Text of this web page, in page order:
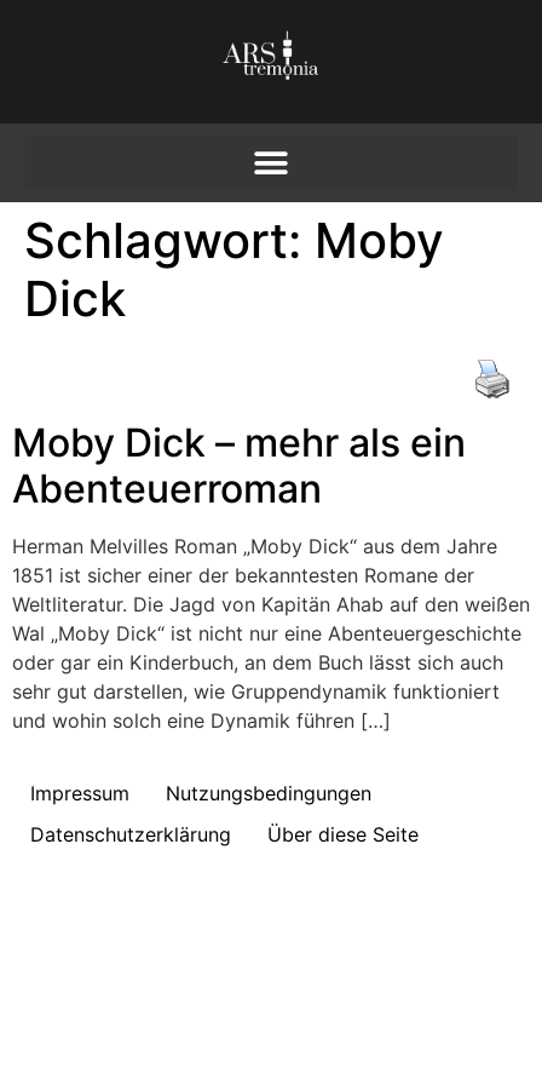
Schlagwort: Moby
Dick
Moby Dick – mehr als ein
Abenteuerroman
Herman Melvilles Roman „Moby Dick“ aus dem Jahre
1851 ist sicher einer der bekanntesten Romane der
Weltliteratur. Die Jagd von Kapitän Ahab auf den weißen
Wal „Moby Dick“ ist nicht nur eine Abenteuergeschichte
oder gar ein Kinderbuch, an dem Buch lässt sich auch
sehr gut darstellen, wie Gruppendynamik funktioniert
und wohin solch eine Dynamik führen […]
Impressum
Nutzungsbedingungen
Datenschutzerklärung
Über diese Seite